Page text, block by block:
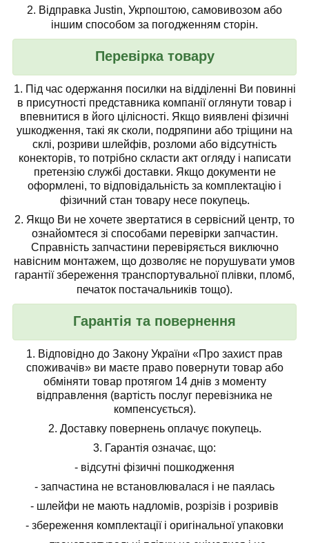
2. Відправка Justin, Укрпоштою, самовивозом або
іншим способом за погодженням сторін.
Перевірка товару
1. Під час одержання посилки на відділенні Ви повинні
в присутності представника компаніїоглянути товар і
впевнитися в його цілісності. Якщо виявлені фізичні
ушкодження, такі як сколи, подряпини або тріщини на
склі, розриви шлейфів, розломи або відсутність
конекторів, то потрібно скласти акт огляду і написати
претензію службі доставки. Якщо документи не
оформлені, то відповідальність за комплектацію і
фізичний стан товару несе покупець.
2. Якщо Ви не хочете звертатися в сервісний центр, то
ознайомтеся зі способами перевірки запчастин.
Справність запчастини перевіряється виключно
навісним монтажем, що дозволяє не порушувати умов
гарантії збереження транспортувальної плівки, пломб,
печаток постачальників тощо).
Гарантія та повернення
1. Відповідно до Закону України «Про захист прав
споживачів» ви маєте право повернути товар або
обміняти товар протягом 14 днів з моменту
відправлення (вартість послуг перевізника не
компенсується).
2. Доставку повернень оплачує покупець.
3. Гарантія означає, що:
- відсутні фізичні пошкодження
- запчастина не встановлювалася і не паялась
- шлейфи не мають надломів, розрізів і розривів
- збереження комплектації і оригінальної упаковки